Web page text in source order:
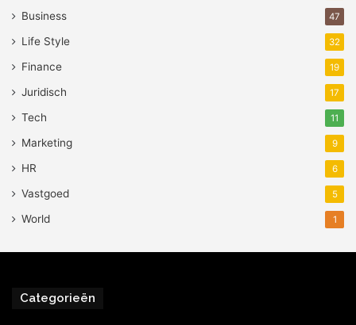
Business 47
Life Style 32
Finance 19
Juridisch 17
Tech 11
Marketing 9
HR 6
Vastgoed 5
World 1
Categorieën